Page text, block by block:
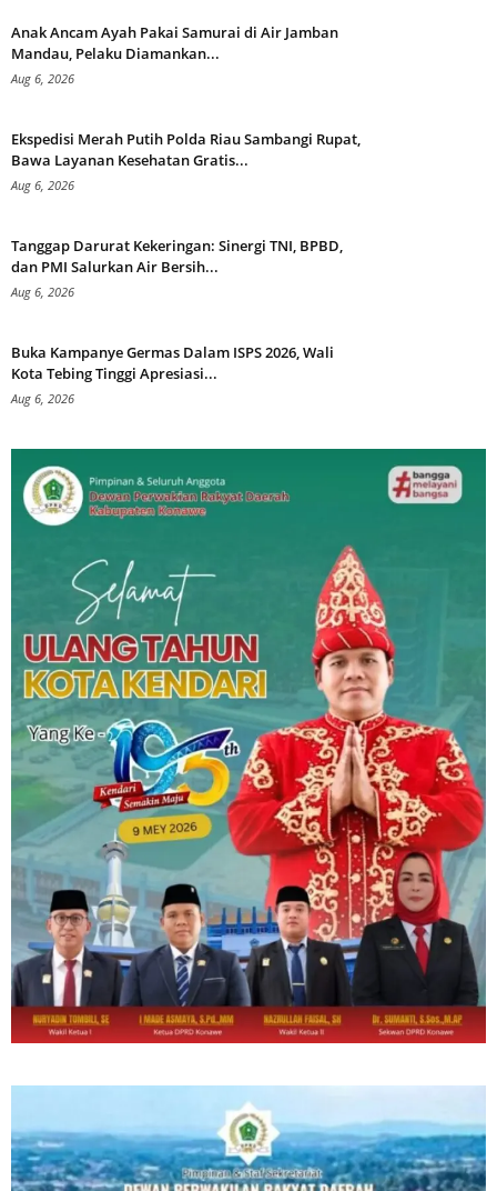
Anak Ancam Ayah Pakai Samurai di Air Jamban
Mandau, Pelaku Diamankan...
Aug 6, 2026
Ekspedisi Merah Putih Polda Riau Sambangi Rupat,
Bawa Layanan Kesehatan Gratis...
Aug 6, 2026
Tanggap Darurat Kekeringan: Sinergi TNI, BPBD,
dan PMI Salurkan Air Bersih...
Aug 6, 2026
Buka Kampanye Germas Dalam ISPS 2026, Wali
Kota Tebing Tinggi Apresiasi...
Aug 6, 2026